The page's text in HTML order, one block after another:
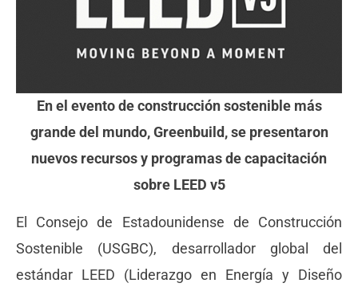
En el evento de construcción sostenible más
grande del mundo, Greenbuild, se presentaron
nuevos recursos y programas de capacitación
sobre LEED v5
El Consejo de Estadounidense de Construcción
Sostenible (USGBC), desarrollador global del
estándar LEED (Liderazgo en Energía y Diseño